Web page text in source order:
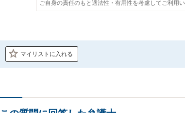
ご自身の責任のもと適法性・有用性を考慮してご利用
マイリストに入れる